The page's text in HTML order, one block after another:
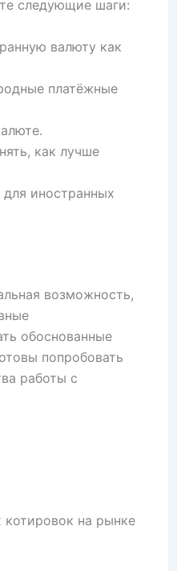
следующие шаги:
валюту как
платёжные
как лучше
иностранных
возможность,
обоснованные
попробовать
работы с
котировок на рынке